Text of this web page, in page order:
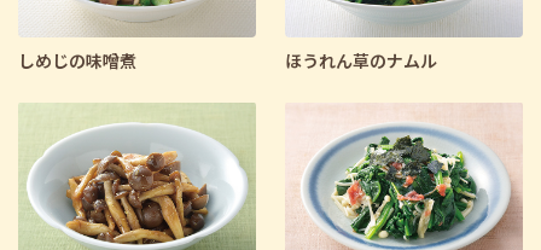
しめじの味噌煮 ほうれん草のナムル